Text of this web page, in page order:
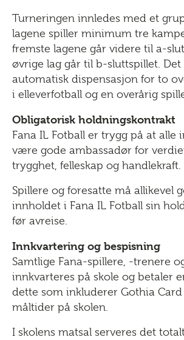
Turneringen innledes med et
lagene spiller minimum tre
fremste lagene går videre til a-
øvrige lag går til b-sluttspillet. Det
automatisk dispensasjon for to
i elleverfotball og en overårig
Obligatorisk holdningskontrakt
Fana IL Fotball er trygg på at alle
være gode ambassadør for
trygghet, felleskap og handlekraft.
Spillere og foresatte må allikevel
innholdet i Fana IL Fotball sin
før avreise.
Innkvartering og bespisning
Samtlige Fana-spillere, -trenere
innkvarteres på skole og betaler
dette som inkluderer Gothia
måltider på skolen.
I skolens matsal serveres det